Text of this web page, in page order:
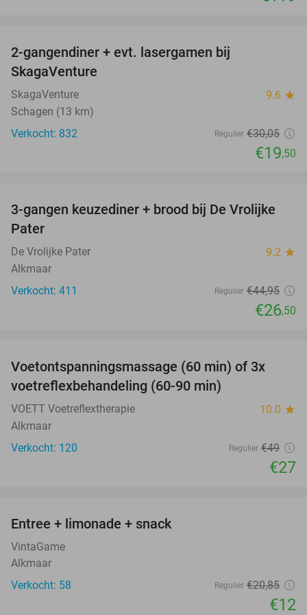
2-gangendiner + evt. lasergamen bij
SkagaVenture
SkagaVenture 9.6 star
Schagen (13 km)
Verkocht: 832
Regulier €30,05
€19,50
41%
3-gangen keuzediner + brood bij De Vrolijke
Pater
De Vrolijke Pater 9.2 star
Alkmaar
Verkocht: 411
Regulier €44,95
€26,50
45%
OUT
Voetontspanningsmassage (60 min) of 3x
voetreflexbehandeling (60-90 min)
VOETT Voetreflextherapie 10.0 star
Alkmaar
Verkocht: 120
Regulier €49
€27
Entree + limonade + snack
VintaGame
Alkmaar
Verkocht: 58
Regulier €20,85
€12